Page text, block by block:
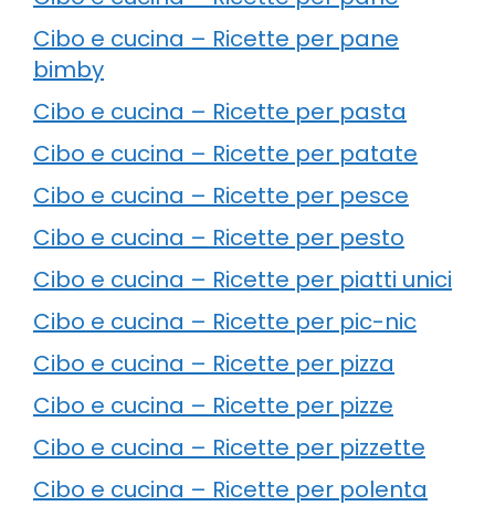
Cibo e cucina – Ricette per pane
bimby
Cibo e cucina – Ricette per pasta
Cibo e cucina – Ricette per patate
Cibo e cucina – Ricette per pesce
Cibo e cucina – Ricette per pesto
Cibo e cucina – Ricette per piatti unici
Cibo e cucina – Ricette per pic-nic
Cibo e cucina – Ricette per pizza
Cibo e cucina – Ricette per pizze
Cibo e cucina – Ricette per pizzette
Cibo e cucina – Ricette per polenta